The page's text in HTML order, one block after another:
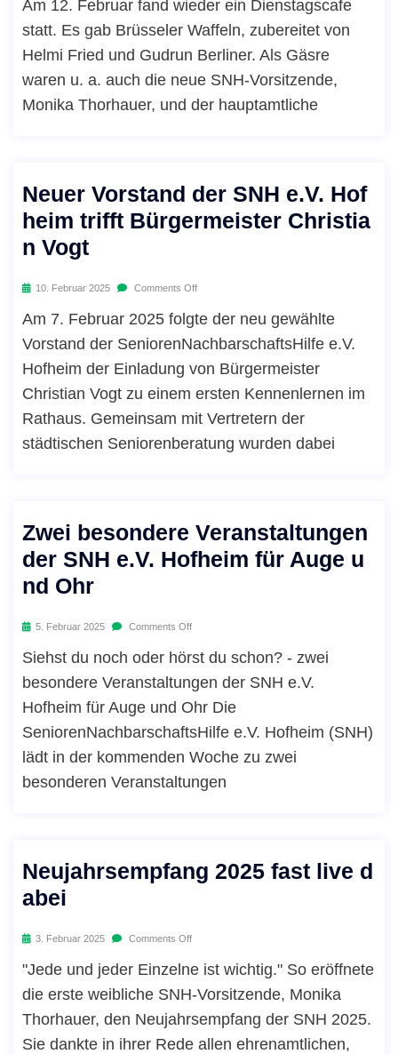
Am 12. Februar fand wieder ein Dienstagscafe
statt. Es gab Brüsseler Waffeln, zubereitet von
Helmi Fried und Gudrun Berliner. Als Gäsre
waren u. a. auch die neue SNH-Vorsitzende,
Monika Thorhauer, und der hauptamtliche
Neuer Vorstand der SNH e.V. Hof
heim trifft Bürgermeister Christia
n Vogt
10. Februar 2025 Comments Off
Am 7. Februar 2025 folgte der neu gewählte
Vorstand der SeniorenNachbarschaftsHilfe e.V.
Hofheim der Einladung von Bürgermeister
Christian Vogt zu einem ersten Kennenlernen im
Rathaus. Gemeinsam mit Vertretern der
städtischen Seniorenberatung wurden dabei
Zwei besondere Veranstaltungen
der SNH e.V. Hofheim für Auge u
nd Ohr
5. Februar 2025 Comments Off
Siehst du noch oder hörst du schon? - zwei
besondere Veranstaltungen der SNH e.V.
Hofheim für Auge und Ohr Die
SeniorenNachbarschaftsHilfe e.V. Hofheim (SNH)
lädt in der kommenden Woche zu zwei
besonderen Veranstaltungen
Neujahrsempfang 2025 fast live d
abei
3. Februar 2025 Comments Off
"Jede und jeder Einzelne ist wichtig." So eröffnete
die erste weibliche SNH-Vorsitzende, Monika
Thorhauer, den Neujahrsempfang der SNH 2025.
Sie dankte in ihrer Rede allen ehrenamtlichen,